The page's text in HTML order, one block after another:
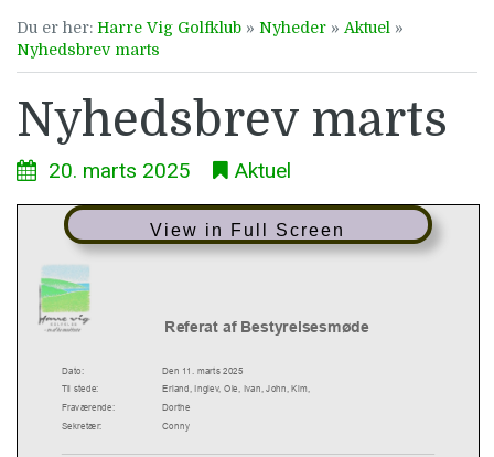
Du er her: Harre Vig Golfklub » Nyheder » Aktuel »
Nyhedsbrev marts
Nyhedsbrev marts
20. marts 2025 Aktuel
View in Full Screen